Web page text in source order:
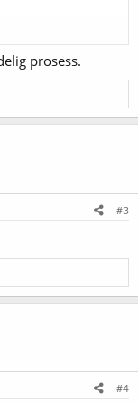
prosess.
#3
#4